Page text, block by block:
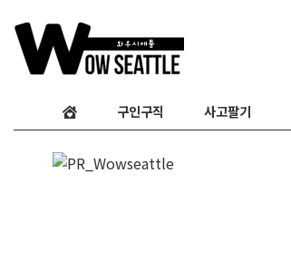
구인구직 사고팔기